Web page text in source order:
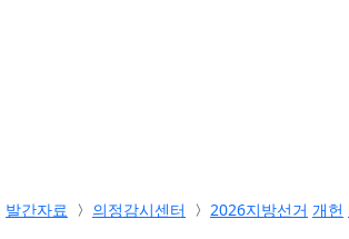
발간자료 의정감시센터 2026지방선거 개헌